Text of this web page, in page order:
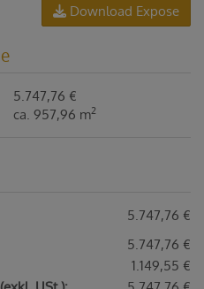
Download Expose
5.747,76 €
ca. 957,96 m2
5.747,76 €
5.747,76 €
1.149,55 €